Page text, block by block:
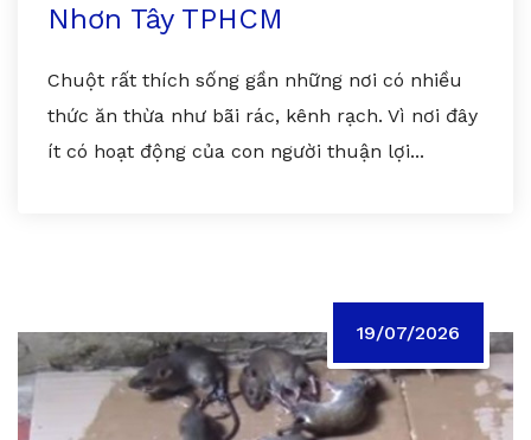
Nhơn Tây TPHCM
Chuột rất thích sống gần những nơi có nhiều
thức ăn thừa như bãi rác, kênh rạch. Vì nơi đây
ít có hoạt động của con người thuận lợi...
19/07/2026